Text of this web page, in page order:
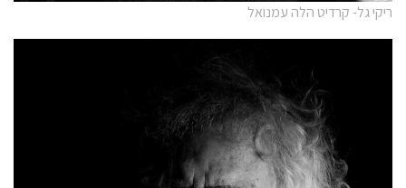
ריקי גל- קרדיט הלה עמנואל